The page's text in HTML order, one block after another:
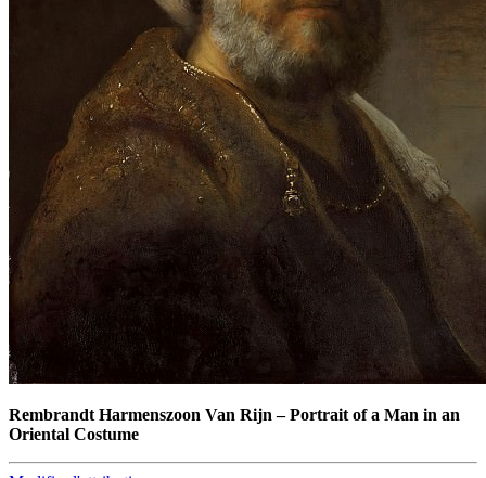
Rembrandt Harmenszoon Van Rijn –Portrait of a Man in an
Oriental Costume